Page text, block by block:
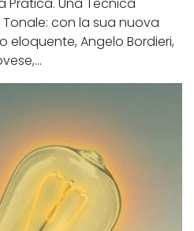
Pratica. Una Tecnica
Tonale: con la sua nuova
Angelo Bordieri,